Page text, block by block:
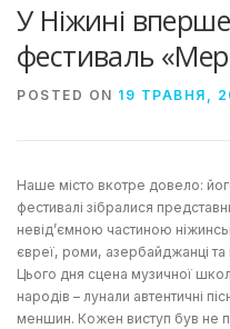
У Ніжині вперше
фестиваль
POSTED ON 19 ТРАВНЯ,
Наше місто вкотре довело:
фестивалі зібралися
невід’ємною частиною
євреї, роми, азербайджанці та
Цього дня сцена музичної
народів – лунали автентичні
меншин. Кожен виступ був не